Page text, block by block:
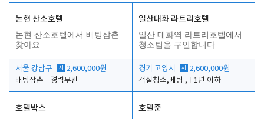
논현 산소호텔
논현 산소호텔에서 배팅삼촌
찾아요
서울 강남구 시
2,600,000원
배팅삼촌
경력무관
일산대화 라트리호텔
일산 대화역 라트리호텔에서
청소팀을 구인합니다.
경기 고양시 시
2,600,000원
객실청소,베팅 ,
1년 이하
호텔박스 호텔준